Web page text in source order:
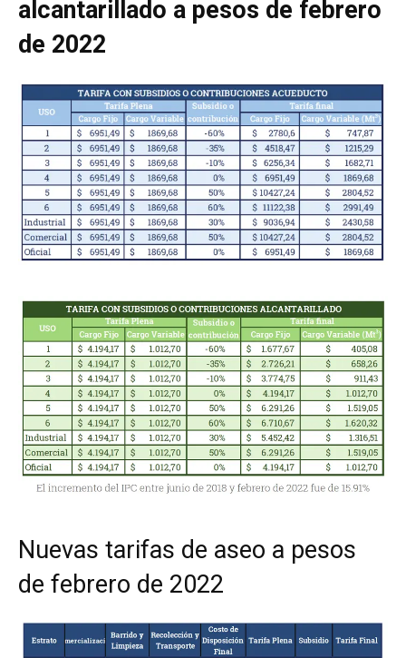
alcantarillado a pesos de febrero
de 2022
Nuevas tarifas de aseo a pesos
de febrero de 2022